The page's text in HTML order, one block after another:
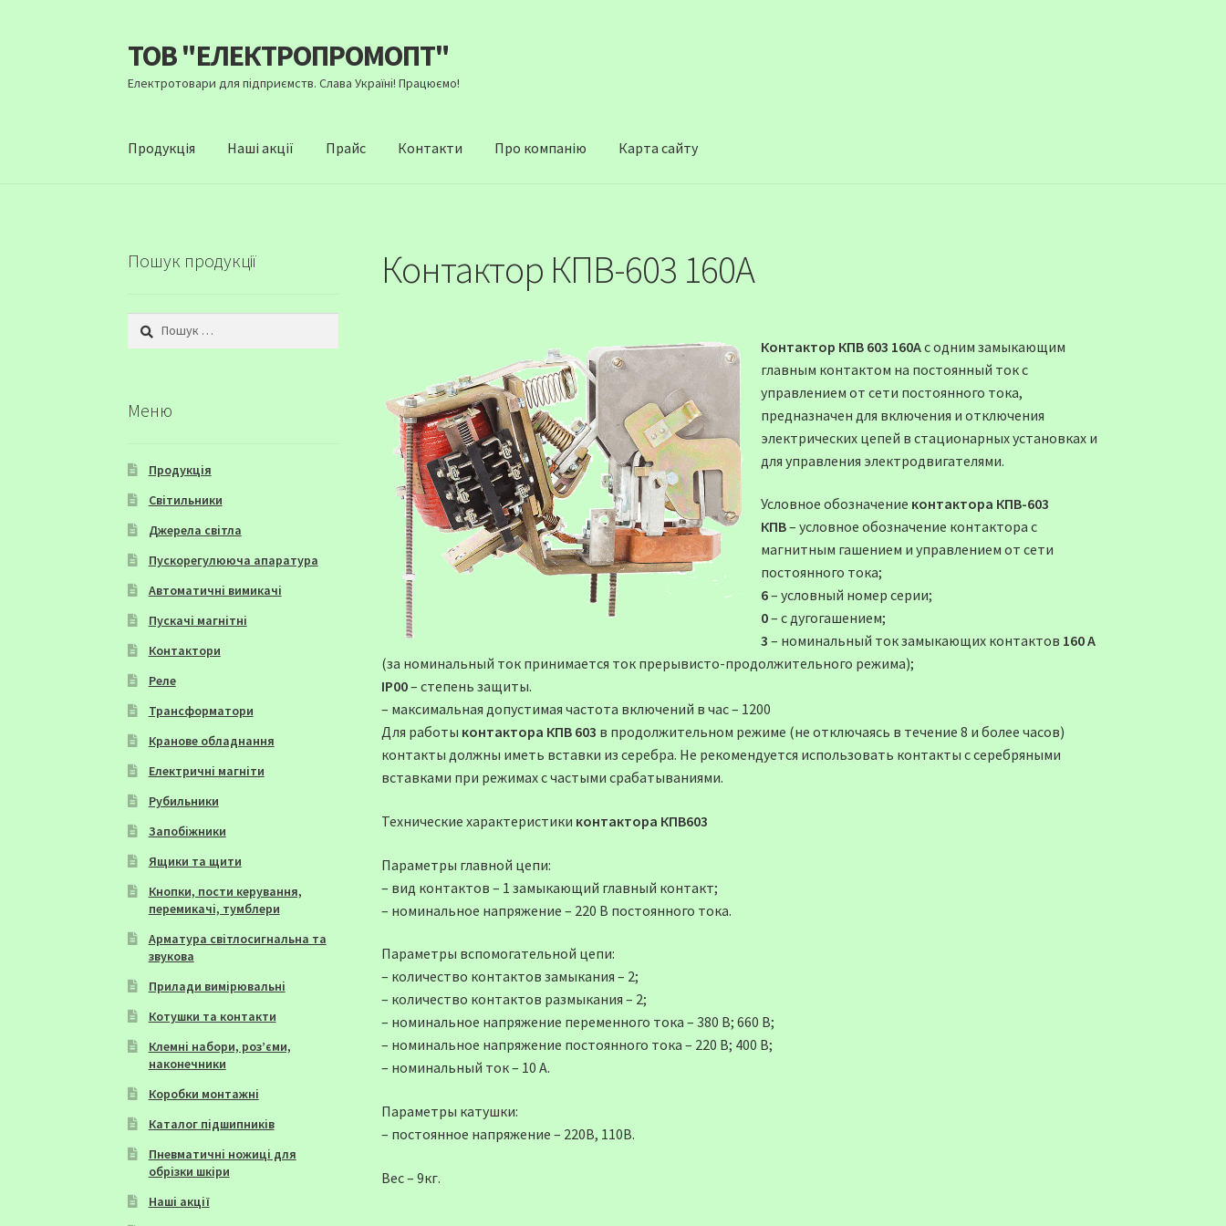
Перейти
до
навігації
Перейти
до
вмісту
ТОВ "ЕЛЕКТРОПРОМОПТ"
Електротовари для підприємств. Слава Україні! Працюємо!
Продукція Наші акції Прайс Контакти Про компанію Карта сайту
Контактор КПВ-603 160А
Контактор КПВ 603 160Ас одним замыкающим
главным контактом на постоянный ток с
управлением от сети постоянного тока,
предназначен для включения и отключения
электрических цепей в стационарных установках и
для управления электродвигателями.
Условное обозначение контактора КПВ-603
КПВ– условное обозначение контактора с
магнитным гашением и управлением от сети
постоянного тока;
6– условный номер серии;
0– с дугогашением;
3 – номинальный ток замыкающих контактов 160 А
(за номинальный ток принимается ток прерывисто-продолжительного режима);
IP00– степень защиты.
– максимальная допустимая частота включений в час – 1200
Для работы контактора КПВ 603 в продолжительном режиме (не отключаясь в течение 8 и более часов)
контакты должны иметь вставки из серебра. Не рекомендуется использовать контакты с серебряными
вставками при режимах с частыми срабатываниями.
Технические характеристики контактора КПВ603
Параметры главной цепи:
– вид контактов – 1 замыкающий главный контакт;
– номинальное напряжение – 220 В постоянного тока.
Параметры вспомогательной цепи:
– количество контактов замыкания – 2;
– количество контактов размыкания – 2;
– номинальное напряжение переменного тока – 380 В; 660 В;
– номинальное напряжение постоянного тока – 220 В; 400 В;
– номинальный ток – 10 А.
Параметры катушки:
– постоянное напряжение – 220В, 110В.
Вес – 9кг.
Пошук продукції
Пошук:
Меню
Продукція
Світильники
Джерела світла
Пускорегулююча апаратура
Автоматичні вимикачі
Пускачі магнітні
Контактори
Реле
Трансформатори
Кранове обладнання
Електричні магніти
Рубильники
Запобіжники
Ящики та щити
Кнопки, пости керування,
перемикачі, тумблери
Арматура світлосигнальна та
звукова
Прилади вимірювальні
Котушки та контакти
Клемні набори, роз’єми,
наконечники
Коробки монтажні
Каталог підшипників
Пневматичні ножиці для
обрізки шкіри
Наші акції